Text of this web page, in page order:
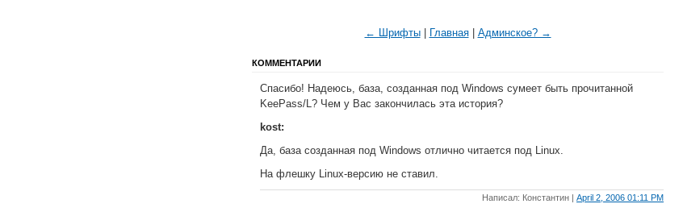
← Шрифты| Главная| Админское? →
КОММЕНТАРИИ
Спасибо! Надеюсь, база, созданная под Windows сумеет быть прочитанной
KeePass/L? Чем у Вас закончилась эта история?
kost:
Да, база созданная под Windows отлично читается под Linux.
На флешку Linux-версию не ставил.
Написал: Константин | April 2, 2006 01:11 PM